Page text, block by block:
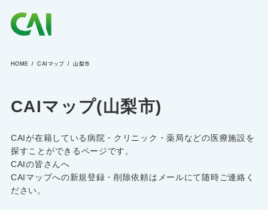
CAIとは
CAIを目指す方へ
CAIの方へ
HOME CAIマップ 山梨市
CAIマップ(山梨市)
CAIが在籍している病院・クリニック・薬局などの医療施設を
探すことができるページです。
CAIの皆さんへ
CAIマップへの新規登録・削除依頼はメールにて随時ご連絡く
ださい。